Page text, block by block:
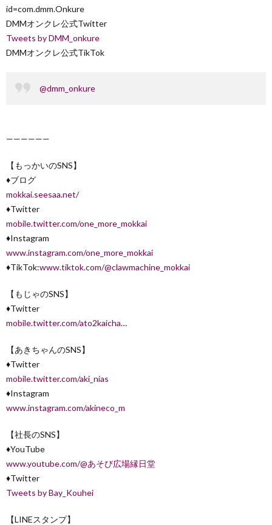
id=com.dmm.Onkure
DMMオンクレ公式Twitter
Tweets by DMM_onkure
DMMオンクレ公式TikTok
@dmm_onkure
——————
【もっかいのSNS】
♦︎ブログ
mokkai.seesaa.net/
♦︎Twitter
mobile.twitter.com/one_more_mokkai
♦︎Instagram
www.instagram.com/one_more_mokkai
♦︎TikTok:www.tiktok.com/@clawmachine_mokkai
【もじゃのSNS】
♦︎Twitter
mobile.twitter.com/ato2kaicha…
【あきちゃんのSNS】
♦︎Twitter
mobile.twitter.com/aki_nias
♦︎Instagram
www.instagram.com/akineco_m
【社長のSNS】
♦︎YouTube
www.youtube.com/@あそび広場縁日堂
♦︎Twitter
Tweets by Bay_Kouhei
【LINEスタンプ】